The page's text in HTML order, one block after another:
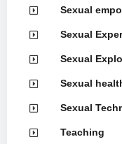
Sexual
Sexual
Sexual
Sexual
Sexual
Teaching